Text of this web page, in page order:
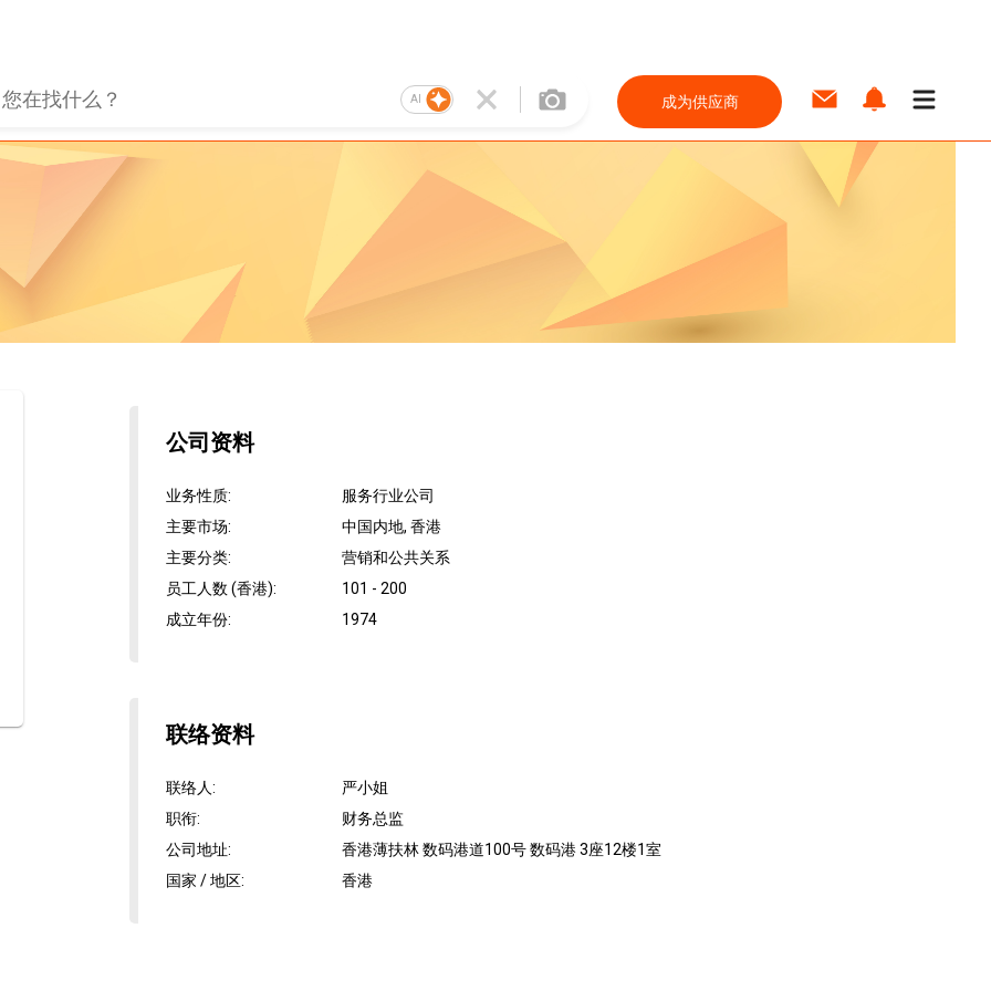
AI 成为供应商
公司资料
业务性质:
服务行业公司
主要市场:
中国内地, 香港
主要分类:
营销和公共关系
员工人数 (香港):
101 - 200
成立年份: 1974
联络资料
联络人:
严小姐
职衔:
财务总监
公司地址:
香港薄扶林 数码港道100号 数码港 3座12楼1室
国家 / 地区: 香港